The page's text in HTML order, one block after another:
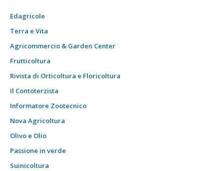
Edagricole
Terra e Vita
Agricommercio & Garden Center
Frutticoltura
Rivista di Orticoltura e Floricoltura
Il Contoterzista
Informatore Zootecnico
Nova Agricoltura
Olivo e Olio
Passione in verde
Suinicoltura